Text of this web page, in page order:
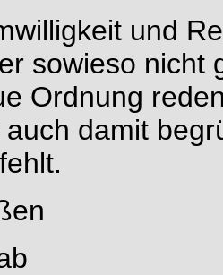
und
sowieso nicht
Ordnung
damit